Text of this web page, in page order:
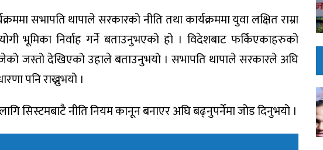
सभापति थापाले सरकारको नीति तथा कार्यक्रममा युवा लक्षित राम्रा
भूमिका निर्वाह गर्ने बताउनुभएको हो । विदेशबाट फर्किएकाहरुको
जस्तो देखिएको उहाले बताउनुभयो । सभापति थापाले सरकारले अघि
पनि राख्नुभयो ।
सिस्टमबाटै नीति नियम कानून बनाएर अघि बढ्नुपर्नेमा जोड दिनुभयो ।